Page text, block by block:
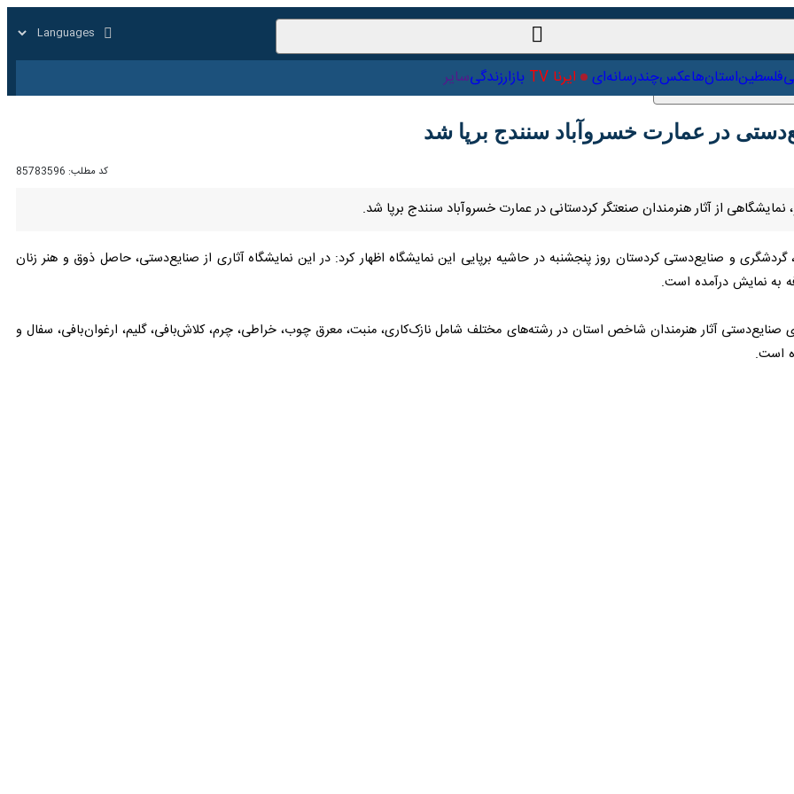
علمی فلسطین استان‌ها عکس چندرسانه‌ای ایرنا TV
در عمارت خسروآباد سنندج برپا شد
کد مطلب:85783596
از آثار هنرمندان صنعتگر کردستانی در عمارت خسروآباد سنندج برپا شد.
و صنایع‌دستی کردستان روز پنجشنبه در حاشیه برپایی این نمایشگاه اظهار کرد: در این نمایشگاه آثاری از صنایع‌دستی، حاصل ذوق و هنر زنان و
صنایع‌دستی آثار هنرمندان شاخص استان در رشته‌های مختلف شامل نازک‌کاری، منبت، معرق چوب، خراطی، چرم، کلاش‌بافی، گلیم، ارغوان‌بافی، سفال و
است.